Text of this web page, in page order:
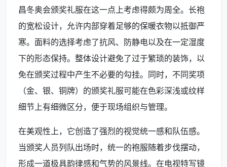
昌冬奥会颁奖礼服在这一点上考虑得颇为周全。长袍
的宽松设计，允许内部穿着足够的保暖衣物以抵御严
寒。面料的选择考虑了抗风、防静电以及在一定湿度
下的形态保持。整体设计避免了过于繁琐的装饰，以
免在颁奖过程中产生不必要的勾挂。同时，不同奖项
（金、银、铜牌）的颁奖礼服可能在色彩深浅或纹样
细节上有细微区分，便于现场组织与管理。
在美观性上，它创造了强烈的视觉统一感和队伍感。
当颁奖人员列队出场时，统一的袍服随着步伐摆动，
形成一道极具韵律感和气势的风景线。在电视特写镜